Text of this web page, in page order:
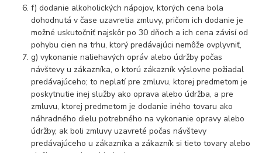
f) dodanie alkoholických nápojov, ktorých cena bola
dohodnutá v čase uzavretia zmluvy, pričom ich dodanie je
možné uskutočniť najskôr po 30 dňoch a ich cena závisí od
pohybu cien na trhu, ktorý predávajúci nemôže ovplyvniť,
g) vykonanie naliehavých opráv alebo údržby počas
návštevy u zákazníka, o ktorú zákazník výslovne požiadal
predávajúceho; to neplatí pre zmluvu, ktorej predmetom je
poskytnutie inej služby ako oprava alebo údržba, a pre
zmluvu, ktorej predmetom je dodanie iného tovaru ako
náhradného dielu potrebného na vykonanie opravy alebo
údržby, ak boli zmluvy uzavreté počas návštevy
predávajúceho u zákazníka a zákazník si tieto tovary alebo